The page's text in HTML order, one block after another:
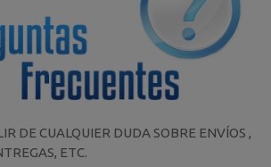
DE CUALQUIER DUDA SOBRE ENVÍOS ,
ETC.